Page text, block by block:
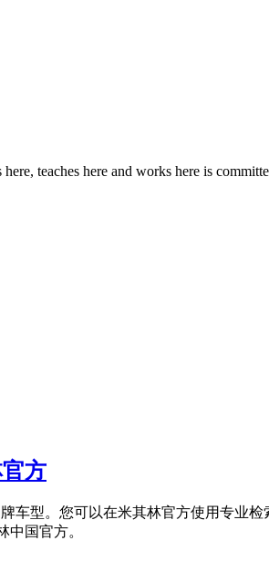
teaches here and works here is
方
车型。您可以在米其林官方使用专业
国官方。